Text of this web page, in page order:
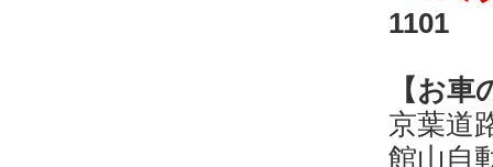
1101
【お車
京葉道
館山自